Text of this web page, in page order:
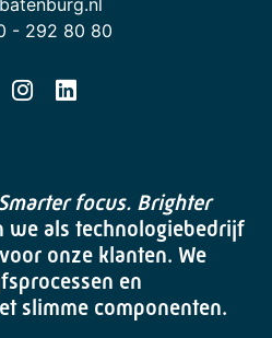
- 292 80 80
focus. Brighter
we als technologiebedrijf
onze klanten. We
en
slimme componenten.